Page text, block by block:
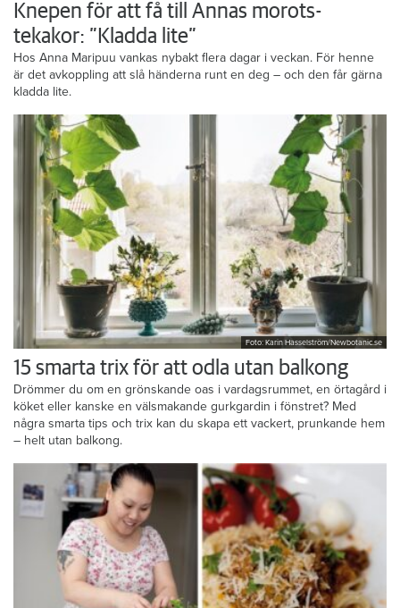
Knepen för att få till Annas morots-
tekakor: ”Kladda lite”
Hos Anna Maripuu vankas nybakt flera dagar i veckan. För henne
är det avkoppling att slå händerna runt en deg – och den får gärna
kladda lite.
Foto: Karin Hasselström/Newbotanic.se
15 smarta trix för att odla utan balkong
Drömmer du om en grönskande oas i vardagsrummet, en örtagård i
köket eller kanske en välsmakande gurkgardin i fönstret? Med
några smarta tips och trix kan du skapa ett vackert, prunkande hem
– helt utan balkong.